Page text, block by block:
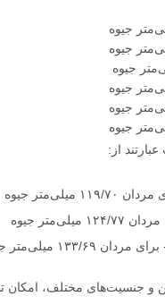
از:
و جنسیت‌های مختلف،